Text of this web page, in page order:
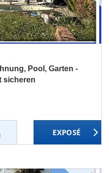
Pool, Garten -
sicheren